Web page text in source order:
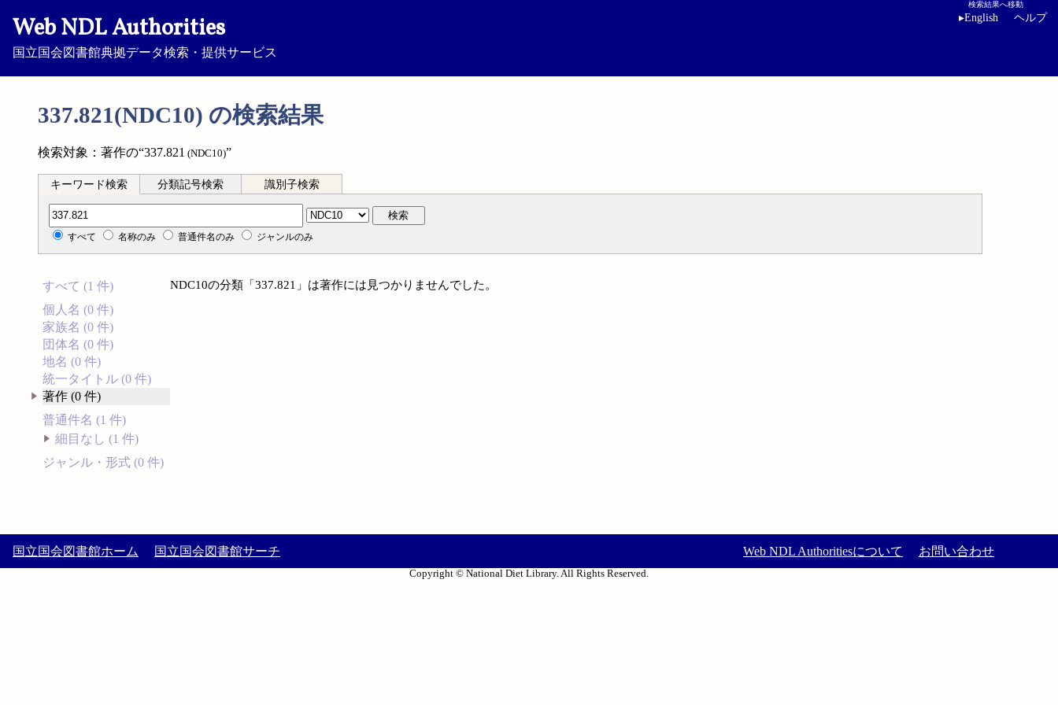
Web NDL Authorities
国立国会図書館典拠データ検索・提供サービス
検索結果へ移動
▸English ヘルプ
337.821(NDC10) の検索結果
検索対象：著作の“337.821 (NDC10)”
キーワード検索 分類記号検索 識別子検索
分類記号検索 検索
すべて 名称のみ 普通件名のみ ジャンルのみ
すべて (1 件)
個人名 (0 件)
家族名 (0 件)
団体名 (0 件)
地名 (0 件)
統一タイトル (0 件)
著作 (0 件)
普通件名 (1 件)
細目なし (1 件)
ジャンル・形式 (0 件)
NDC10の分類「337.821」は著作には見つかりませんでした。
国立国会図書館ホーム 国立国会図書館サーチ Web NDL Authoritiesについて お問い合わせ
Copyright © National Diet Library. All Rights Reserved.